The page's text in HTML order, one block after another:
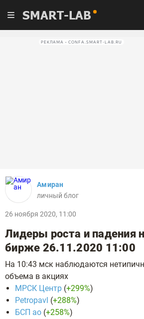
SMART-LAB
РЕКЛАМА • CONFA.SMART-LAB.RU
Амиран
личный блог
26 ноября 2020, 11:00
Лидеры роста и падения
бирже 26.11.2020 11:00
На 10:43 мск наблюдаются
объема в акциях
МРСК Центр (+299%)
Petropavl (+288%)
БСП ао (+258%)